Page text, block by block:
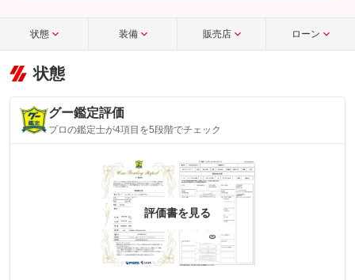
状態 装備 販売店 ローン
状態
グー鑑定評価
プロの鑑定士が4項目を5段階でチェック
評価書を見る